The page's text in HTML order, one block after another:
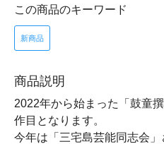
この商品のキーワード
新商品
商品説明
2022年から始まった「鼓童
作目となります。
今年は「三宅島芸能同志会